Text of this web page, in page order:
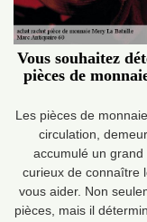
Vous souhaitez
pièces de
Les pièces de
circulation,
accumulé un
curieux de connaître
vous aider. Non
pièces, mais il